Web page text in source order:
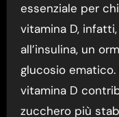
essenziale per
vitamina D,
all’insulina, un
glucosio
vitamina D
zucchero più